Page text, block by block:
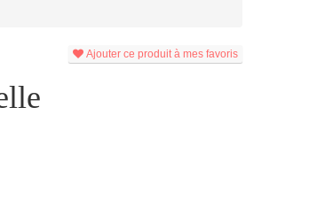
Ajouter ce produit à mes favoris